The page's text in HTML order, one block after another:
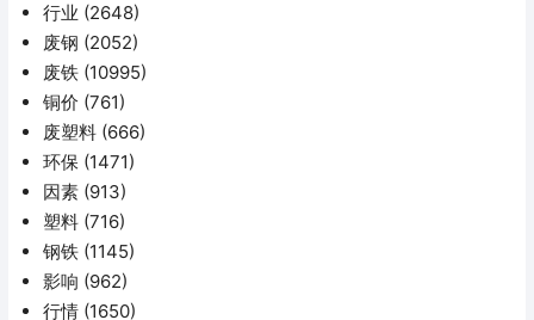
行业 (2648)
废钢 (2052)
废铁 (10995)
铜价 (761)
废塑料 (666)
环保 (1471)
因素 (913)
塑料 (716)
钢铁 (1145)
影响 (962)
行情 (1650)